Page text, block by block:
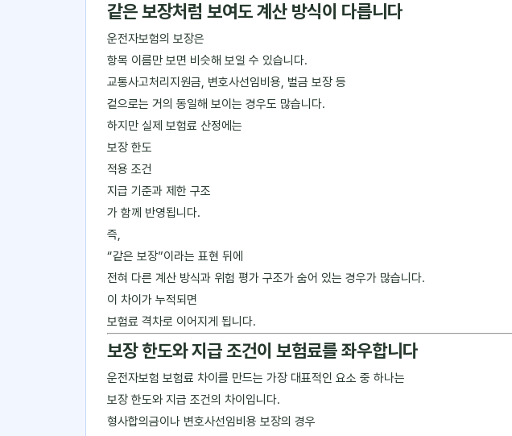
같은 보장처럼 보여도 계산 방식이 다릅니다
운전자보험의 보장은
항목 이름만 보면 비슷해 보일 수 있습니다.
교통사고처리지원금, 변호사선임비용, 벌금 보장 등
겉으로는 거의 동일해 보이는 경우도 많습니다.
하지만 실제 보험료 산정에는
보장 한도
적용 조건
지급 기준과 제한 구조
가 함께 반영됩니다.
즉,
“같은 보장”이라는 표현 뒤에
전혀 다른 계산 방식과 위험 평가 구조가 숨어 있는 경우가 많습니다.
이 차이가 누적되면
보험료 격차로 이어지게 됩니다.
보장 한도와 지급 조건이 보험료를 좌우합니다
운전자보험 보험료 차이를 만드는 가장 대표적인 요소 중 하나는
보장 한도와 지급 조건의 차이입니다.
형사합의금이나 변호사선임비용 보장의 경우